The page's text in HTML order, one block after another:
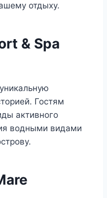
отдыху.
& Spa
Гостям
активного
водными видами